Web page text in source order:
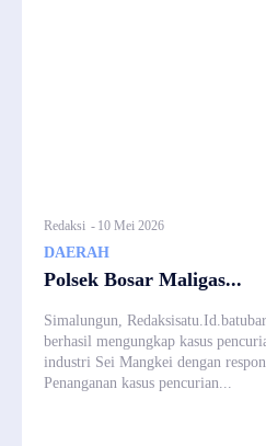
Redaksi - 10 Mei 2026
DAERAH
Polsek Bosar Maligas...
Simalungun,
berhasil mengungkap kasus
industri Sei Mangkei dengan
Penanganan kasus pencurian...